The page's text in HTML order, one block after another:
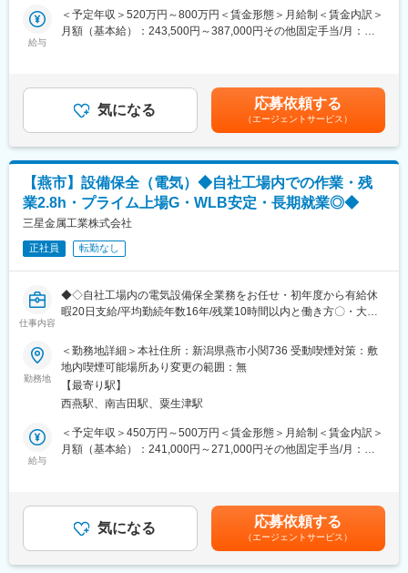
10日）で、ノー残業デイがあるなど業界内屈指の働きやすさで
す。
・教育体制：現場のOJT形式となりますが、1年程度のOJTを見込
んでおり、業務に慣れない間は先輩が丁寧にフォローさせて頂き
ます。
■企業の魅力：
・経営基盤の安定性：パナソニック、クボタが共同して出資をし
て誕生した建築外装資材の最大手メーカーであるケイミューのグ
ループ会社として1988年に創業しました。100種類を超える豊富
なラインナップを保有するケイミューと連携することで、優先的
に案件受注ができる体制が整っています
たします。
建築外装材最大手メーカー(親会社)ケイミュー社の製品(屋根・外
壁・雨どい・太陽光発電システム等)とその他のメーカー製品の施
■業務内容詳細：
・施行担当者としてビルダー、ハウスメーカー等との打ち合わせ
・現場監督(工程管理、安全管理、品質管理、原価管理など)
≪業務環境の魅力≫
・施工は屋根や外壁などの部分での小規模な案件が多いため、工
期は半日～2週間程度、1日3～4棟の現場を回ります。そのため出
・各業務はチーム制で担当します。
・直行直帰や、事務仕事を事務担当に切り渡すなど施工管理の仕
■ポジションの魅力
つきにより、大手メーカー並みの120日を超える年間休日、月平
均残業時間も35時間程度で有休消化率60％（平均有給取得日数も
10日）で、ノー残業デイがあるなど業界内屈指の働きやすさで
す。
手に職つけられるので中長期的なライフ・キャリアプランを設計
できる等、未経験でも活躍できます。
■企業の魅力：
・経営基盤の安定性：パナソニック、クボタが共同して出資をし
て誕生した建築外装資材の最大手メーカーであるケイミューのグ
給与
＜予定年収＞520万円～800万円＜賃金形態＞月給制＜賃金内訳＞
月額（基本給）：243,500円～387,000円その他固定手当/月：
（4月）■賞与：年2回（7月、12月）賃金はあくまでも目安の金額
であり、選考を通じて上下する可能性があります。月給(月額)は固
気になる 応募依頼する
（エージェントサービス）
【燕市】設備保全（電気）◆自社工場内での作業・残
業2.8h・プライム上場G・WLB安定・長期就業◎◆
三星金属工業株式会社
正社員 転勤なし
仕事内容
◆◇自社工場内の電気設備保全業務をお任せ・初年度から有給休
暇20日支給/平均勤続年数16年/残業10時間以内と働き方〇・大手
■おすすめPOINT ＼安定した職場環境で長く働きやすい電気設備
保守管理業務／
・自社工場内での勤務で、長期の移動や出張の心配がなく、安定
した働き方が可能です◎
・平均勤続年数16年、有給取得日数は18.0日（R6年度実績）と働
きやすさ抜群◎
・プライム上場グループの安定性・平均残業月2.8時間（R6年度
■職務内容：
当社工場内での電気設備の保守点検・管理業務を担当していただ
きます。具体的には以下の業務に従事します。
勤務地
＜勤務地詳細＞本社住所：新潟県燕市小関736 受動喫煙対策：敷
地内喫煙可能場所あり変更の範囲：無
【最寄り駅】
西燕駅、南吉田駅、粟生津駅
給与
＜予定年収＞450万円～500万円＜賃金形態＞月給制＜賃金内訳＞
月額（基本給）：241,000円～271,000円その他固定手当/月：
昨年度実績）■その他手当：・時間外・深夜手当：40,000円～
50,000円・サンプレ手当：1,350円～5,400円賃金はあくまでも目
安の金額であり、選考を通じて上下する可能性があります。月給
(月額)は固定手当を含めた表記です。
気になる 応募依頼する
（エージェントサービス）